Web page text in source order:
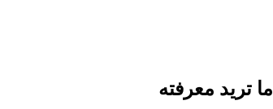
تريد معرفته